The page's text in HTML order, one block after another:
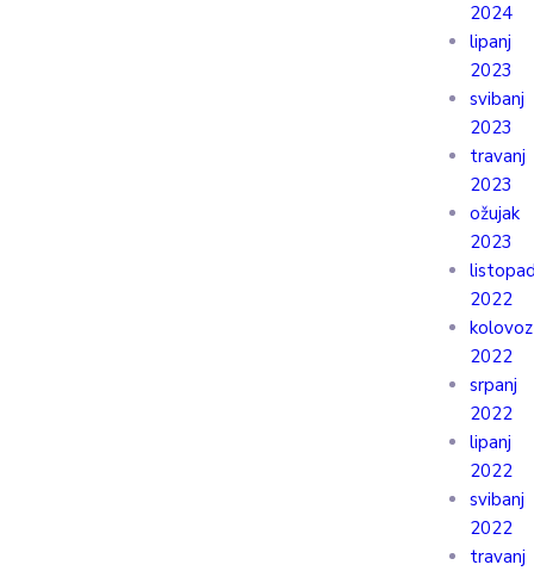
2024
lipanj
2023
svibanj
2023
travanj
2023
ožujak
2023
2022
kolovoz
2022
srpanj
2022
lipanj
2022
svibanj
2022
travanj